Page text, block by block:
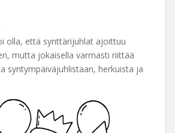
olla, että synttärijuhlat ajoittuu
mutta jokaisella varmasti riittää
syntympäiväjuhlistaan, herkuista ja